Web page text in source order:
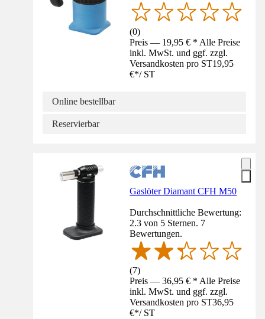
(0)
Preis — 19,95 € * Alle Preise
inkl. MwSt. und ggf. zzgl.
Versandkosten pro ST19,95
€*/ ST
Online bestellbar
Reservierbar
Gaslöter Diamant CFH M50
Durchschnittliche Bewertung:
2.3 von 5 Sternen. 7
Bewertungen.
(7)
Preis — 36,95 € * Alle Preise
inkl. MwSt. und ggf. zzgl.
Versandkosten pro ST36,95
€*/ ST